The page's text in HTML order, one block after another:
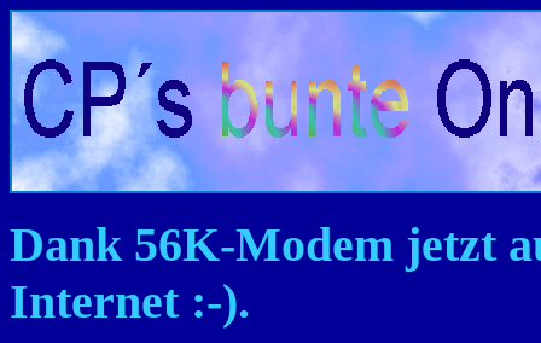
Dank 56K-Modem jetzt
Internet :-).